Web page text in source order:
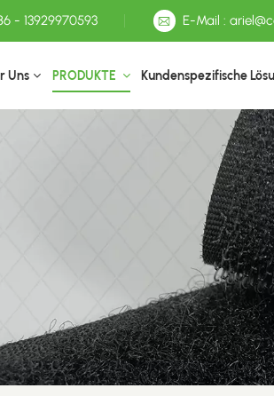
- 13929970593 E-Mail :
Uns PRODUKTE Kundenspezifische